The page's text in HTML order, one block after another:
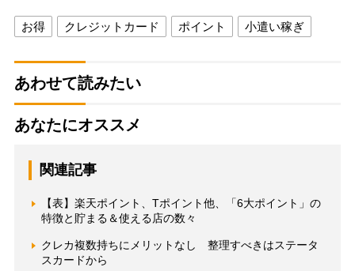
お得 クレジットカード ポイント 小遣い稼ぎ
あわせて読みたい
あなたにオススメ
関連記事
【表】楽天ポイント、Tポイント他、「6大ポイント」の
特徴と貯まる＆使える店の数々
クレカ複数持ちにメリットなし 整理すべきはステータ
スカードから